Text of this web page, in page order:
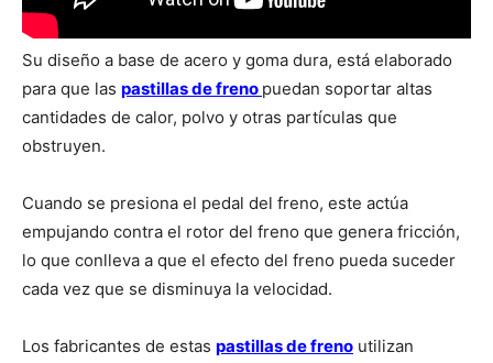
Su diseño a base de acero y goma dura, está elaborado
para que las pastillas de freno puedan soportar altas
cantidades de calor, polvo y otras partículas que
obstruyen.
Cuando se presiona el pedal del freno, este actúa
empujando contra el rotor del freno que genera fricción,
lo que conlleva a que el efecto del freno pueda suceder
cada vez que se disminuya la velocidad.
Los fabricantes de estas pastillas de freno utilizan